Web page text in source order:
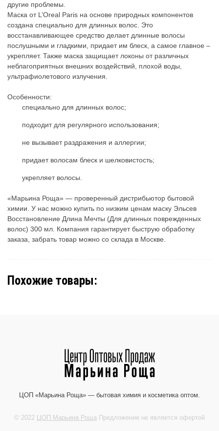
другие проблемы.
Маска от L’Oreal Paris на основе природных компонентов
создана специально для длинных волос. Это
восстанавливающее средство делает длинные волосы
послушными и гладкими, придает им блеск, а самое главное –
укрепляет. Также маска защищает локоны от различных
неблагоприятных внешних воздействий, плохой воды,
ультрафиолетового излучения.
Особенности:
специально для длинных волос;
подходит для регулярного использования;
не вызывает раздражения и аллергии;
придает волосам блеск и шелковистость;
укрепляет волосы.
«Марьина Роща» — проверенный дистрибьютор бытовой
химии. У нас можно купить по низким ценам маску Эльсев
Восстановление Длина Мечты (Для длинных поврежденных
волос) 300 мл. Компания гарантирует быструю обработку
заказа, забрать товар можно со склада в Москве.
Похожие товары:
ЦОП «Марьина Роща» — бытовая химия и косметика оптом.
© 2022 ЦОП Марьина Роща Предложение не является офертой